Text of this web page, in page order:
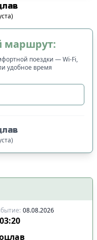
)
маршрут:
поездки — Wi-Fi,
удобное время
)
: 08.08.2026
03:20